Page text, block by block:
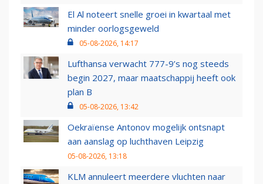
El Al noteert snelle groei in kwartaal met
minder oorlogsgeweld
05-08-2026, 14:17
Lufthansa verwacht 777-9’s nog steeds
begin 2027, maar maatschappij heeft ook
plan B
05-08-2026, 13:42
Oekraïense Antonov mogelijk ontsnapt
aan aanslag op luchthaven Leipzig
05-08-2026, 13:18
KLM annuleert meerdere vluchten naar